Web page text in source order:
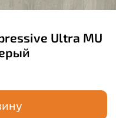
Ultra MU